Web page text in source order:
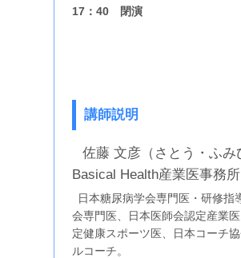
17：40 閉演
講師説明
佐藤 文彦（さとう・ふみ
Basical Health産業医事務
日本糖尿病学会専門医・研修指
会専門医、日本医師会認定産業
定健康スポーツ医、日本コーチ
ルコーチ。